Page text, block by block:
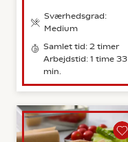
Sværhedsgrad:
Medium
Samlet tid: 2 timer
Arbejdstid: 1 time 33
min.